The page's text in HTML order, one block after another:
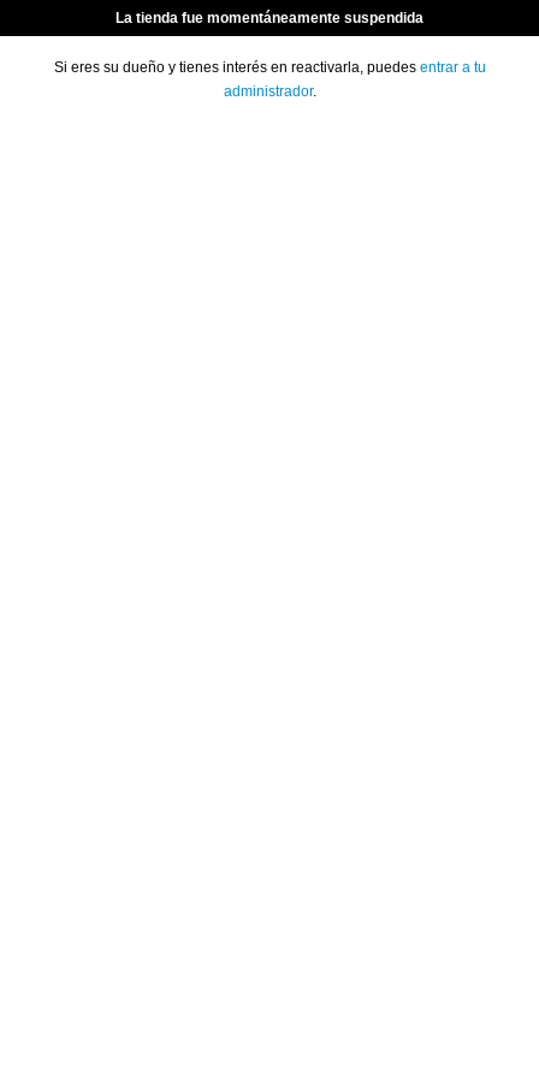
La tienda fue momentáneamente suspendida
Si eres su dueño y tienes interés en reactivarla, puedes entrar a tu
administrador.